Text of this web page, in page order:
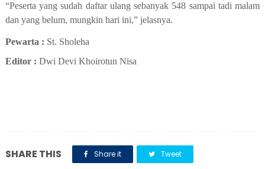
“Peserta yang sudah daftar ulang sebanyak 548 sampai tadi malam
dan yang belum, mungkin hari ini,” jelasnya.
Pewarta : St. Sholeha
Editor : Dwi Devi Khoirotun Nisa
SHARE THIS Share it Tweet